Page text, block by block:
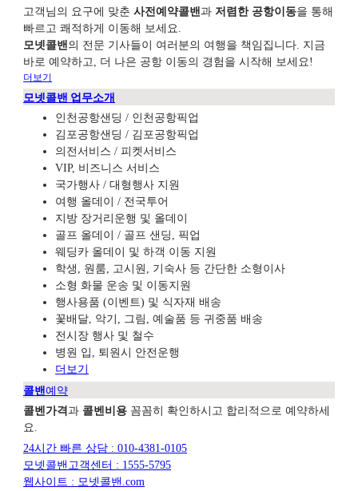
고객님의 요구에 맞춘사전예약콜밴과 저렴한 공항이동을 통해
빠르고 쾌적하게 이동해 보세요.
모넷콜밴의 전문 기사들이 여러분의 여행을 책임집니다. 지금
바로 예약하고, 더 나은 공항 이동의 경험을 시작해 보세요!
더보기
모넷콜밴 업무소개
인천공항샌딩 / 인천공항픽업
김포공항샌딩 / 김포공항픽업
의전서비스 / 피켓서비스
VIP, 비즈니스 서비스
국가행사 / 대형행사 지원
여행 올데이 / 전국투어
지방 장거리운행 및 올데이
골프 올데이 / 골프 샌딩, 픽업
웨딩카 올데이 및 하객 이동 지원
학생, 원룸, 고시원, 기숙사 등 간단한 소형이사
소형 화물 운송 및 이동지원
행사용품 (이벤트) 및 식자재 배송
꽃배달, 악기, 그림, 예술품 등 귀중품 배송
전시장 행사 및 철수
병원 입, 퇴원시 안전운행
더보기
콜밴예약
콜벤가격과 콜벤비용 꼼꼼히 확인하시고 합리적으로 예약하세
요.
24시간 빠른 상담 : 010-4381-0105
모넷콜밴고객센터 : 1555-5795
웹사이트 : 모넷콜밴.com